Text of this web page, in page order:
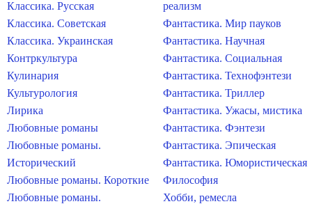
Классика. Русская
Классика. Советская
Классика. Украинская
Контркультура
Кулинария
Культурология
Лирика
Любовные романы
Любовные романы.
Исторический
Любовные романы. Короткие
Любовные романы.
реализм
Фантастика. Мир пауков
Фантастика. Научная
Фантастика. Социальная
Фантастика. Технофэнтези
Фантастика. Триллер
Фантастика. Ужасы, мистика
Фантастика. Фэнтези
Фантастика. Эпическая
Фантастика. Юмористическая
Философия
Хобби, ремесла